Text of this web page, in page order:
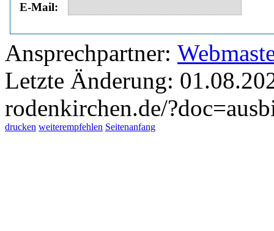
E‑Mail:
Ansprechpartner:
Letzte Änderung:
rodenkirchen.de/
drucken weiterempfehlen Seitenanfang